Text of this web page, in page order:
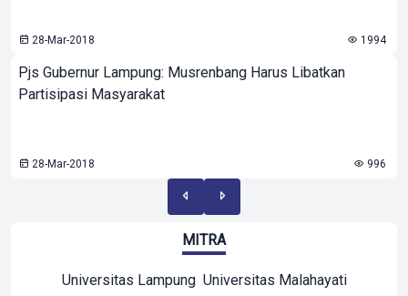
28-Mar-2018 1994
Pjs Gubernur Lampung: Musrenbang Harus Libatkan
Partisipasi Masyarakat
28-Mar-2018 996
MITRA
Universitas Lampung Universitas Malahayati